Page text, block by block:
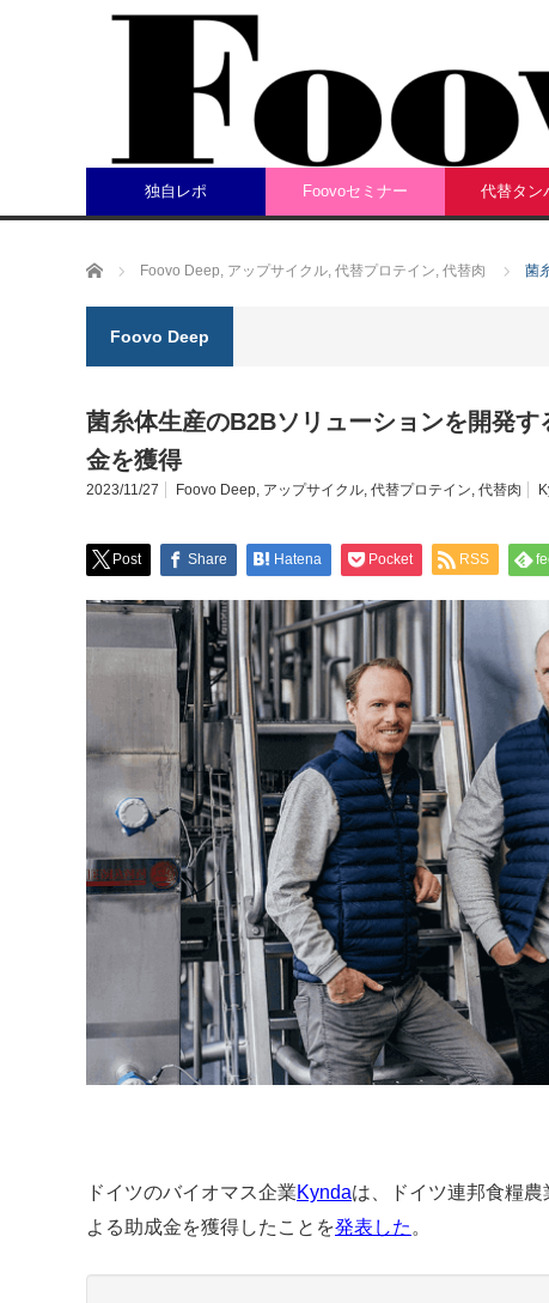
独自レポ Foovoセミナー 代替タン
ホーム Foovo Deep, アップサイクル, 代替プロテイン, 代替肉 菌
Foovo Deep
菌糸体生産のB2Bソリューションを開発
金を獲得
2023/11/27 Foovo Deep, アップサイクル, 代替プロテイン, 代替肉
Post Share Hatena Pocket RSS
ドイツのバイオマス企業Kyndaは、ドイツ連邦食糧
よる助成金を獲得したことを発表した 。